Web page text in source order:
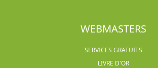
WEBMASTERS
SERVICES GRATUITS
LIVRE D'OR